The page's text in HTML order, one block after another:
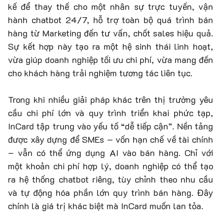
kế để thay thế cho một nhân sự trực tuyến, vận
hành chatbot 24/7, hỗ trợ toàn bộ quá trình bán
hàng từ Marketing đến tư vấn, chốt sales hiệu quả.
Sự kết hợp này tạo ra một hệ sinh thái linh hoạt,
vừa giúp doanh nghiệp tối ưu chi phí, vừa mang đến
cho khách hàng trải nghiệm tương tác liên tục.
Trong khi nhiều giải pháp khác trên thị trường yêu
cầu chi phí lớn và quy trình triển khai phức tạp,
InCard tập trung vào yếu tố “dễ tiếp cận”. Nền tảng
được xây dựng để SMEs – vốn hạn chế về tài chính
– vẫn có thể ứng dụng AI vào bán hàng. Chỉ với
một khoản chi phí hợp lý, doanh nghiệp có thể tạo
ra hệ thống chatbot riêng, tùy chỉnh theo nhu cầu
và tự động hóa phần lớn quy trình bán hàng. Đây
chính là giá trị khác biệt mà InCard muốn lan tỏa.